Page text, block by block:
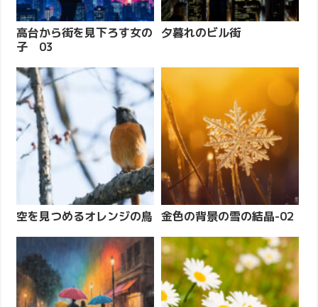
高台から街を見下ろす女の
子 03
夕暮れのビル街
空を見つめるオレンジの鳥 金色の背景の雪の結晶-02